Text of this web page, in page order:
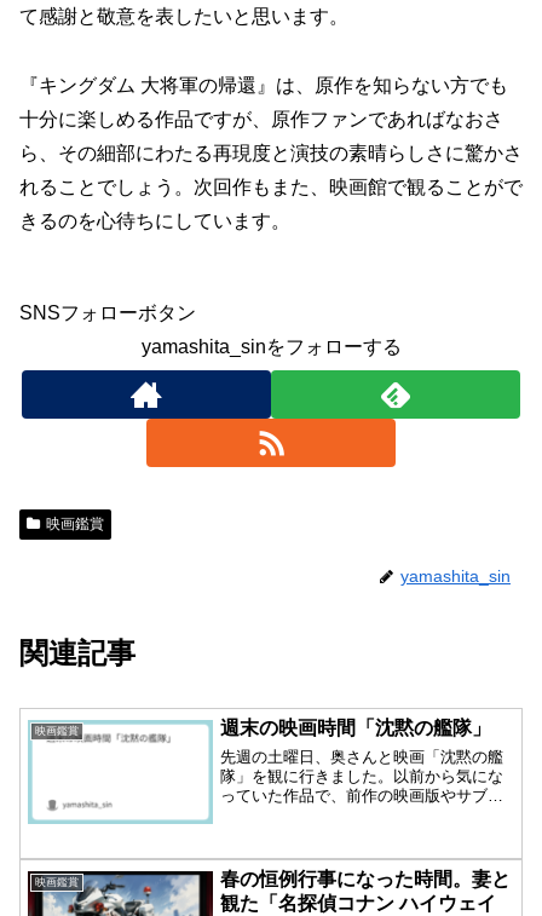
て感謝と敬意を表したいと思います。
『キングダム 大将軍の帰還』は、原作を知らない方でも
十分に楽しめる作品ですが、原作ファンであればなおさ
ら、その細部にわたる再現度と演技の素晴らしさに驚かさ
れることでしょう。次回作もまた、映画館で観ることがで
きるのを心待ちにしています。
SNSフォローボタン
yamashita_sinをフォローする
映画鑑賞
yamashita_sin
関連記事
映画鑑賞 週末の映画時間「沈黙の艦隊」
先週の土曜日、奥さんと映画「沈黙の艦
隊」を観に行きました。以前から気にな
っていた作品で、前作の映画版やサブス
で繰り広げられる潜水艦同士の戦闘シー
ンは迫力満点。重低音の響...
映画鑑賞
春の恒例行事になった時間。妻と
観た「名探偵コナン ハイウェイ